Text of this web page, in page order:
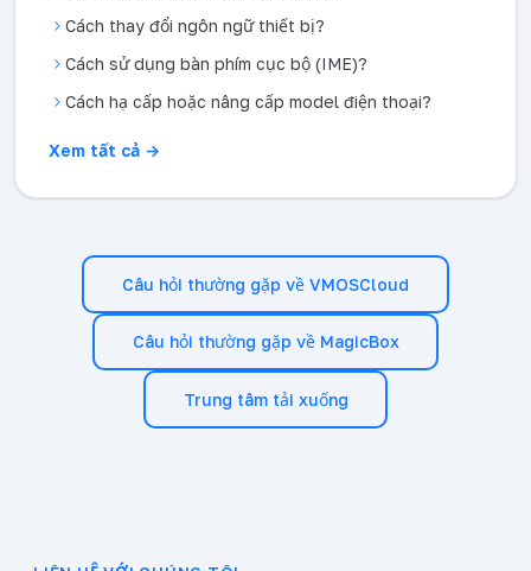
Cách thay đổi ngôn ngữ thiết bị?
Cách sử dụng bàn phím cục bộ (IME)?
Cách hạ cấp hoặc nâng cấp model điện thoại?
Xem tất cả →
Câu hỏi thường gặp về VMOSCloud
Câu hỏi thường gặp về MagicBox
Trung tâm tải xuống